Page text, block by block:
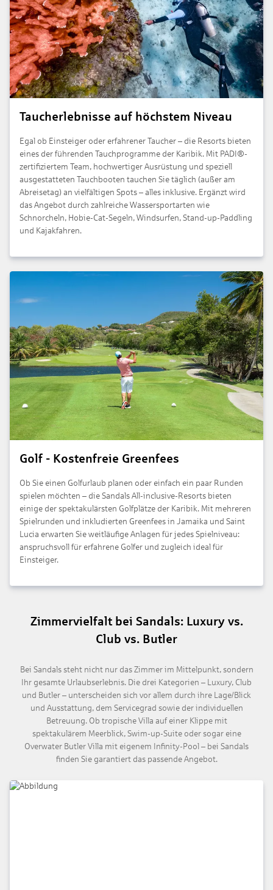
Taucherlebnisse auf höchstem Niveau
Egal ob Einsteiger oder erfahrener Taucher – die Resorts bieten
eines der führenden Tauchprogramme der Karibik. Mit PADI®-
zertifiziertem Team, hochwertiger Ausrüstung und speziell
ausgestatteten Tauchbooten tauchen Sie täglich (außer am
Abreisetag) an vielfältigen Spots – alles inklusive. Ergänzt wird
das Angebot durch zahlreiche Wassersportarten wie
Schnorcheln, Hobie-Cat-Segeln, Windsurfen, Stand-up-Paddling
und Kajakfahren.
Golf - Kostenfreie Greenfees
Ob Sie einen Golfurlaub planen oder einfach ein paar Runden
spielen möchten – die Sandals All-inclusive-Resorts bieten
einige der spektakulärsten Golfplätze der Karibik. Mit mehreren
Spielrunden und inkludierten Greenfees in Jamaika und Saint
Lucia erwarten Sie weitläufige Anlagen für jedes Spielniveau:
anspruchsvoll für erfahrene Golfer und zugleich ideal für
Einsteiger.
Zimmervielfalt bei Sandals: Luxury vs.
Club vs. Butler
Bei Sandals steht nicht nur das Zimmer im Mittelpunkt, sondern
Ihr gesamte Urlaubserlebnis. Die drei Kategorien – Luxury, Club
und Butler – unterscheiden sich vor allem durch ihre Lage/Blick
und Ausstattung, dem Servicegrad sowie der individuellen
Betreuung. Ob tropische Villa auf einer Klippe mit
spektakulärem Meerblick, Swim-up-Suite oder sogar eine
Overwater Butler Villa mit eigenem Infinity-Pool – bei Sandals
finden Sie garantiert das passende Angebot.